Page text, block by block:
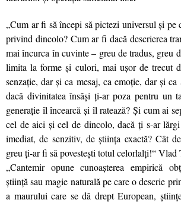
„Cum ar fi să începi să pictezi universul și pe
privind dincolo? Cum ar fi dacă descrierea
mai încurca în cuvinte – greu de tradus, greu
limita la forme și culori, mai ușor de trecut
senzație, dar și ca mesaj, ca emoție, dar și
dacă divinitatea însăși ți-ar poza pentru un
generație îl încearcă și îl ratează? Și cum ai
cel de aici și cel de dincolo, dacă ți s-ar
imediat, de senzitiv, de știința exactă? Cât
greu ți-ar fi să povestești totul celorlalți!“ Vlad
„Cantemir opune cunoașterea empirică
ştiinţă sau magie naturală pe care o descrie
a maurului care se dă drept European,